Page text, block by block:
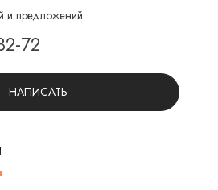
и предложений:
72
НАПИСАТЬ